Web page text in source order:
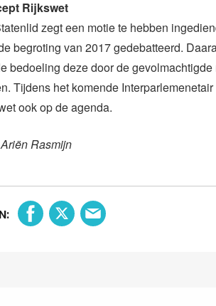
Rijkswet
zegt een motie te hebben
begroting van 2017 gedebatteerd.
bedoeling deze door de
Tijdens het komende
ook op de agenda.
Rasmijn